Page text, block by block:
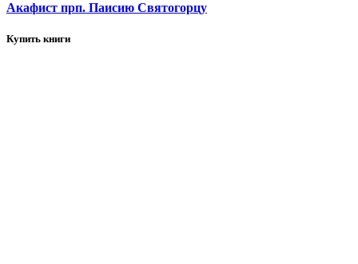
Акафист прп. Паисию Святогорцу
Купить книги